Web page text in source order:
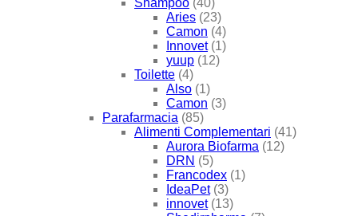
Shampoo (40)
Aries (23)
Camon (4)
Innovet (1)
yuup (12)
Toilette (4)
Also (1)
Camon (3)
Parafarmacia (85)
Alimenti Complementari (41)
Aurora Biofarma (12)
DRN (5)
Francodex (1)
IdeaPet (3)
innovet (13)